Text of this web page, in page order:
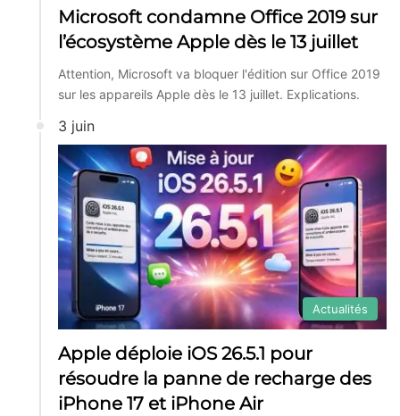
Microsoft condamne Office 2019 sur
l’écosystème Apple dès le 13 juillet
Attention, Microsoft va bloquer l'édition sur Office 2019
sur les appareils Apple dès le 13 juillet. Explications.
3 juin
Actualités
Apple déploie iOS 26.5.1 pour
résoudre la panne de recharge des
iPhone 17 et iPhone Air